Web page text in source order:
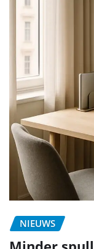
NIEUWS